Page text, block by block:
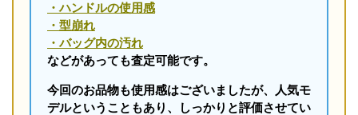
・ハンドルの使用感
・型崩れ
・バッグ内の汚れ
などがあっても査定可能です。
今回のお品物も使用感はございましたが、人気モ
デルということもあり、しっかりと評価させてい